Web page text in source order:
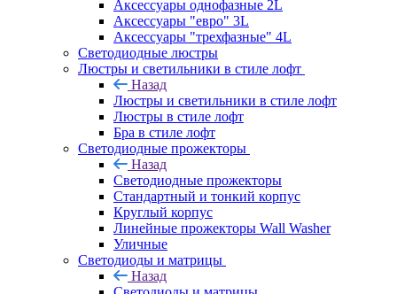
Аксессуары однофазные 2L
Аксессуары "евро" 3L
Аксессуары "трехфазные" 4L
Светодиодные люстры
Люстры и светильники в стиле лофт
Назад
Люстры и светильники в стиле лофт
Люстры в стиле лофт
Бра в стиле лофт
Светодиодные прожекторы
Назад
Светодиодные прожекторы
Стандартный и тонкий корпус
Круглый корпус
Линейные прожекторы Wall Washer
Уличные
Светодиоды и матрицы
Назад